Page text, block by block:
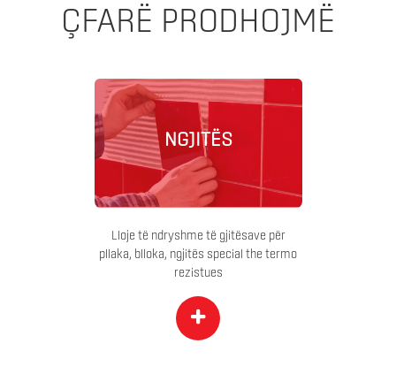
ÇFARË PRODHOJMË
NGJITËS
Lloje të ndryshme të gjitësave për
pllaka, blloka, ngjitës special the termo
rezistues
+